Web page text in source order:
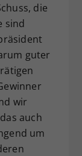
die
sind
guter
wir
auch
um